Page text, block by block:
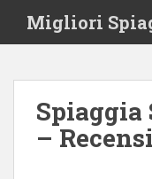
i
Migliori
Spiaggia
–